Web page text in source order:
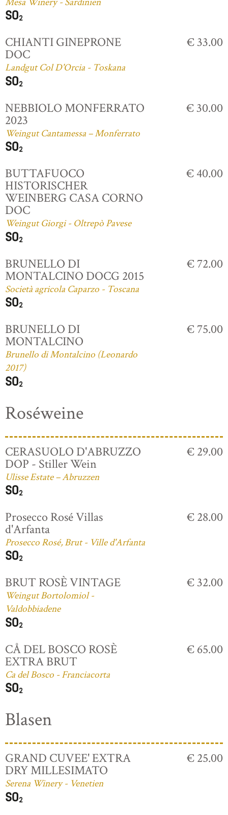
CHIANTI GINEPRONE
DOC
Landgut Col D'Orcia - Toskana
€ 33.00
NEBBIOLO MONFERRATO
2023
Weingut Cantamessa – Monferrato
€ 30.00
BUTTAFUOCO
HISTORISCHER
WEINBERG CASA CORNO
DOC
Weingut Giorgi - Oltrepò Pavese
€ 40.00
BRUNELLO DI
MONTALCINO DOCG 2015
Società agricola Caparzo - Toscana
€ 72.00
BRUNELLO DI
MONTALCINO
Brunello di Montalcino (Leonardo
2017)
€ 75.00
Roséweine
CERASUOLO D'ABRUZZO
DOP - Stiller Wein
Ulisse Estate – Abruzzen
€ 29.00
Prosecco Rosé Villas
d'Arfanta
Prosecco Rosé, Brut - Ville d'Arfanta
€ 28.00
BRUT ROSÈ VINTAGE
Weingut Bortolomiol -
Valdobbiadene
€ 32.00
CÅ DEL BOSCO ROSÈ
EXTRA BRUT
Ca del Bosco - Franciacorta
€ 65.00
Blasen
GRAND CUVEE' EXTRA
DRY MILLESIMATO
Serena Winery - Venetien
€ 25.00